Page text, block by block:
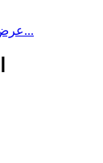
عرض المزيد من الأخبار...